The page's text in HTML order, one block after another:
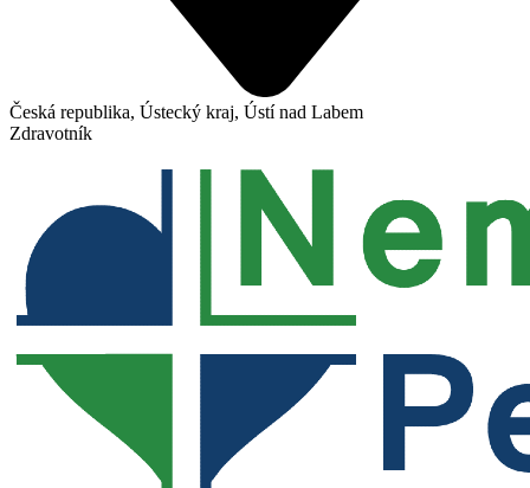
Česká republika, Ústecký kraj, Ústí nad Labem
Zdravotník